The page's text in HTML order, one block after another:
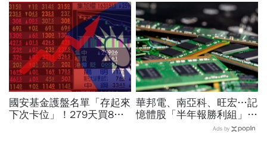
課、會籍…誰才是真正賺錢
金雞母？
指期夜盤先上45K，台股明
開飆？
國安基金護盤名單「存起來
下次卡位」！279天買8檔
華邦電、南亞科、旺宏…記
憶體股「半年報勝利組」是
它！外資狂補近6萬張，這
Ads by